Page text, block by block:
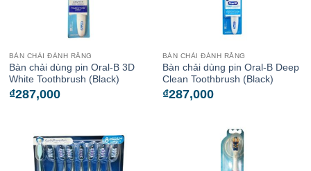
BÀN CHẢI ĐÁNH RĂNG
Bàn chải dùng pin Oral-B 3D
White Toothbrush (Black)
₫287,000
BÀN CHẢI ĐÁNH RĂNG
Bàn chải dùng pin Oral-B Deep
Clean Toothbrush (Black)
₫287,000